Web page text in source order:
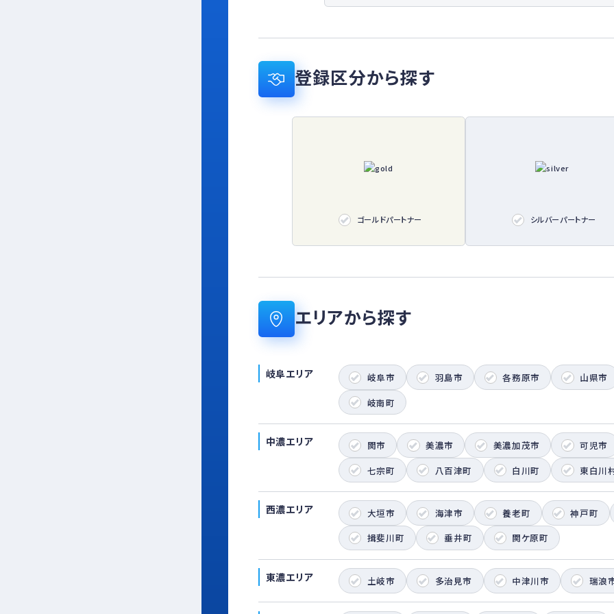
登録区分から探す
ゴールドパートナー シルバーパートナー
エリアから探す
岐阜エリア 岐阜市 羽島市 各務原市
山県市
岐南町
中濃エリア 関市 美濃市 美濃加茂市
可児市
七宗町
八百津町 白川町 東白川
西濃エリア 大垣市 海津市 養老町
神戸町
揖斐川町
垂井町 関ケ原町
東濃エリア 土岐市 多治見市 中津川市 瑞浪